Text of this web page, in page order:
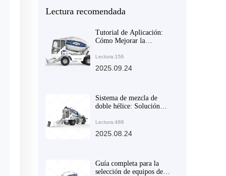
Lectura recomendada
Tutorial de Aplicación:
Cómo Mejorar la
el Tambor Mezclador
Giratorio de 270°
Lectura:156
2025.09.24
Sistema de mezcla de
doble hélice: Solución
homogeneización en
grandes volúmenes de
Lectura:488
2025.08.24
Guía completa para la
selección de equipos de